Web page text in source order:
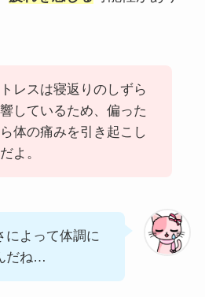
レスは寝返りのしずら
しているため、偏った
体の痛みを引き起こし
よ。
によって体調に
だね…